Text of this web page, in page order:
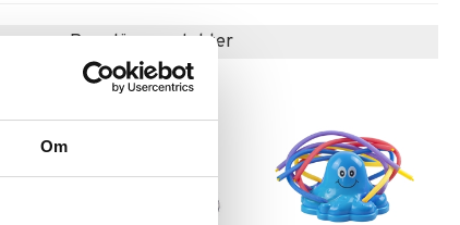
Om
Populära produkter